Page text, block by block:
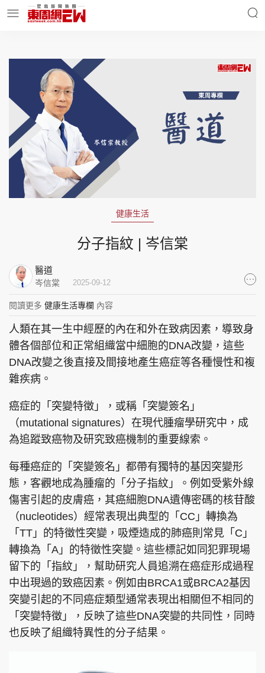
明星名人
東周Ladies 優享生活
東周食玩通
集團旗下品牌
東周刊 cazbuyer 東Touch
PCM 電腦廣場 星島頭條 星島日報
頭條日報 星島環球 The Standard
親子王 Oh!爸媽 JobMarket
頭條搵工 EDUPLUS
關於我們 使用條款
健康生活
分子指紋 | 岑信棠
醫道
岑信棠 2025-09-12
閱讀更多 健康生活專欄 內容
人類在其一生中經歷的內在和外在致病因素，導致身
體各個部位和正常組織當中細胞的DNA改變，這些
DNA改變之後直接及間接地產生癌症等各種慢性和複
雜疾病。
癌症的「突變特徵」，或稱「突變簽名」
（mutational signatures）在現代腫瘤學研究中，成
為追蹤致癌物及研究致癌機制的重要線索。
每種癌症的「突變簽名」都帶有獨特的基因突變形
態，客觀地成為腫瘤的「分子指紋」。例如受紫外線
傷害引起的皮膚癌，其癌細胞DNA遺傳密碼的核苷酸
（nucleotides）經常表現出典型的「CC」轉換為
「TT」的特徵性突變，吸煙造成的肺癌則常見「C」
轉換為「A」的特徵性突變。這些標記如同犯罪現場
留下的「指紋」，幫助研究人員追溯在癌症形成過程
中出現過的致癌因素。例如由BRCA1或BRCA2基因
突變引起的不同癌症類型通常表現出相關但不相同的
「突變特徵」，反映了這些DNA突變的共同性，同時
也反映了組織特異性的分子結果。